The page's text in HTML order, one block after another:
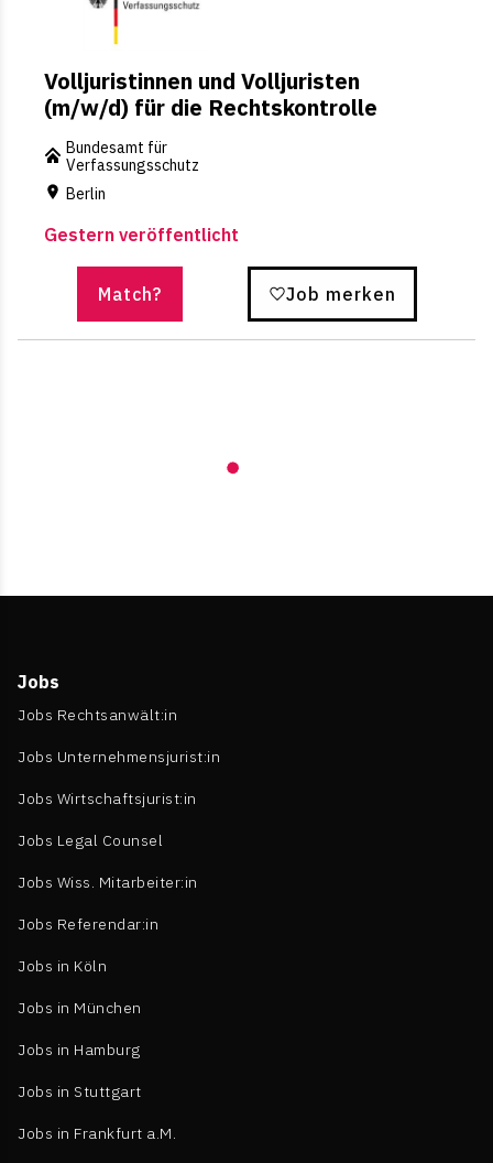
Volljuristinnen und Volljuristen
(m/w/d) für die Rechtskontrolle
Bundesamt für
Verfassungsschutz
Berlin
Gestern veröffentlicht
Match? Job merken
Jobs
Jobs Rechtsanwält:in
Jobs Unternehmensjurist:in
Jobs Wirtschaftsjurist:in
Jobs Legal Counsel
Jobs Wiss. Mitarbeiter:in
Jobs Referendar:in
Jobs in Köln
Jobs in München
Jobs in Hamburg
Jobs in Stuttgart
Jobs in Frankfurt a.M.